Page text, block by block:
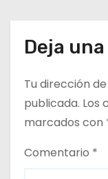
a
a
s
Deja
Tu dirección
publicada. Los
marcados con
Comentario *